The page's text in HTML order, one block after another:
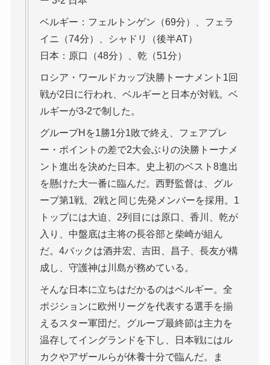
ベルギー：フェルトンゲン（69分）、フェラ
イニ（74分）、シャドリ（後半AT）
日本：原口（48分）、乾（51分）
ロシア・ワールドカップ決勝トーナメント1回
戦が2日に行われ、ベルギーと日本が対戦。ベ
ルギーが3-2で制した。
グループHを1勝1分1敗で終え、フェアプレ
ー・ポイントの差で2大会ぶりの決勝トーナメ
ント進出を決めた日本。史上初のベスト8進出
を懸けた大一番に臨んだ。西野監督は、グル
ープ第1戦、2戦と同じ先発メンバーを採用。1
トップには大迫、2列目には原口、香川、乾が
入り、中盤底は主将の長谷部と柴崎が組ん
だ。4バックは酒井宏、吉田、昌子、長友が構
成し、守護神は川島が務めている。
そんな日本に立ちはだかるのはベルギー。全
ポジションに欧州リーグを代表する選手を揃
えるスター軍団だ。グループ最終節は主力を
温存してイングランドを下し、日本戦にはル
カクやアザールらが休養十分で臨んだ。ま